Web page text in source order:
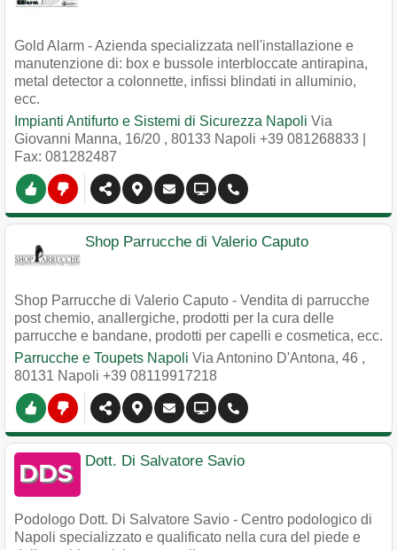
Gold Alarm - Azienda specializzata nell'installazione e
manutenzione di: box e bussole interbloccate antirapina,
metal detector a colonnette, infissi blindati in alluminio,
ecc.
Impianti Antifurto e Sistemi di Sicurezza Napoli Via
Giovanni Manna, 16/20 , 80133 Napoli +39 081268833
Fax: 081282487
Shop Parrucche di Valerio Caputo
Shop Parrucche di Valerio Caputo - Vendita di parrucche
post chemio, anallergiche, prodotti per la cura delle
parrucche e bandane, prodotti per capelli e cosmetica, ecc.
Parrucche e Toupets Napoli Via Antonino D'Antona, 46 ,
80131 Napoli +39 08119917218
Dott. Di Salvatore Savio
Podologo Dott. Di Salvatore Savio - Centro podologico di
Napoli specializzato e qualificato nella cura del piede e